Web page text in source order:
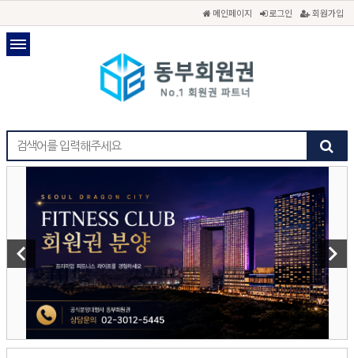
메인페이지 로그인 회원가입
keyboard_arrow_left keyboard_arrow_right